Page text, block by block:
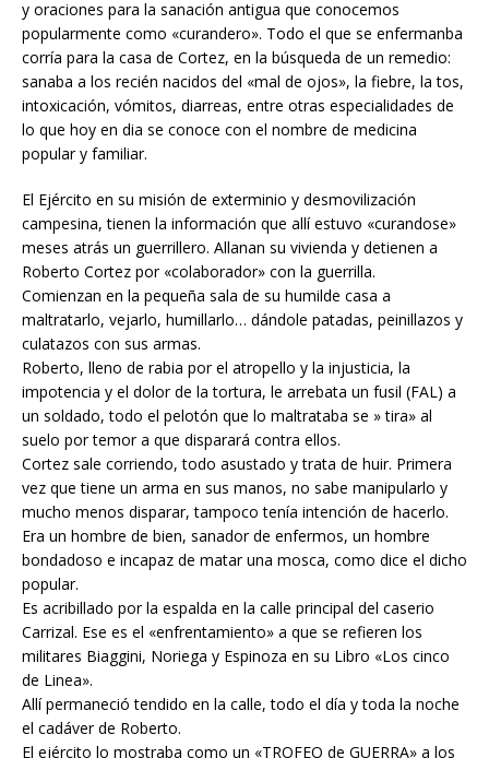
y oraciones para la sanación antigua que conocemos
popularmente como «curandero». Todo el que se enfermanba
corría para la casa de Cortez, en la búsqueda de un remedio:
sanaba a los recién nacidos del «mal de ojos», la fiebre, la tos,
intoxicación, vómitos, diarreas, entre otras especialidades de
lo que hoy en dia se conoce con el nombre de medicina
popular y familiar.
El Ejército en su misión de exterminio y desmovilización
campesina, tienen la información que allí estuvo «curandose»
meses atrás un guerrillero. Allanan su vivienda y detienen a
Roberto Cortez por «colaborador» con la guerrilla.
Comienzan en la pequeña sala de su humilde casa a
maltratarlo, vejarlo, humillarlo… dándole patadas, peinillazos y
culatazos con sus armas.
Roberto, lleno de rabia por el atropello y la injusticia, la
impotencia y el dolor de la tortura, le arrebata un fusil (FAL) a
un soldado, todo el pelotón que lo maltrataba se » tira» al
suelo por temor a que disparará contra ellos.
Cortez sale corriendo, todo asustado y trata de huir. Primera
vez que tiene un arma en sus manos, no sabe manipularlo y
mucho menos disparar, tampoco tenía intención de hacerlo.
Era un hombre de bien, sanador de enfermos, un hombre
bondadoso e incapaz de matar una mosca, como dice el dicho
popular.
Es acribillado por la espalda en la calle principal del caserio
Carrizal. Ese es el «enfrentamiento» a que se refieren los
militares Biaggini, Noriega y Espinoza en su Libro «Los cinco
de Linea».
Allí permaneció tendido en la calle, todo el día y toda la noche
el cadáver de Roberto.
El ejército lo mostraba como un «TROFEO de GUERRA» a los